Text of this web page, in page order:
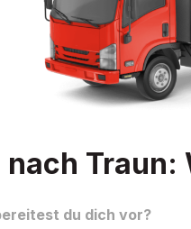
du dich vor?